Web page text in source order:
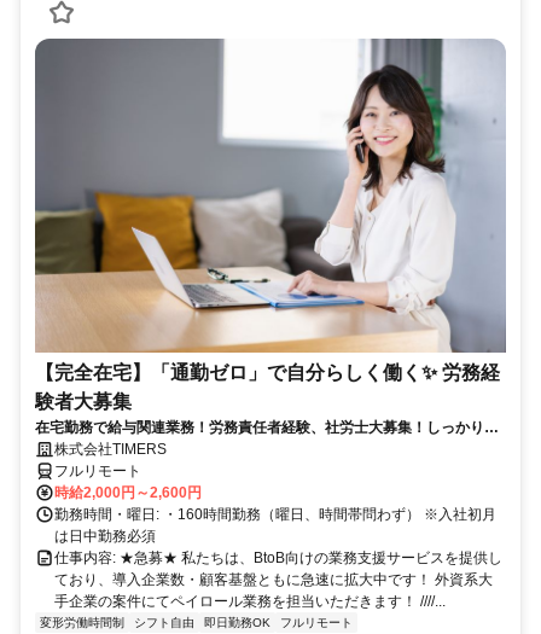
【完全在宅】「通勤ゼロ」で自分らしく働く✨ 労務経
験者大募集
在宅勤務で給与関連業務！労務責任者経験、社労士大募集！しっかり稼
ぎたい方、注目！
株式会社TIMERS
フルリモート
時給2,000円～2,600円
勤務時間・曜日: ・160時間勤務（曜日、時間帯問わず） ※入社初月
は日中勤務必須
仕事内容: ★急募★ 私たちは、BtoB向けの業務支援サービスを提供し
ており、導入企業数・顧客基盤ともに急速に拡大中です！ 外資系大
手企業の案件にてペイロール業務を担当いただきます！ ////...
変形労働時間制 シフト自由 即日勤務OK フルリモート